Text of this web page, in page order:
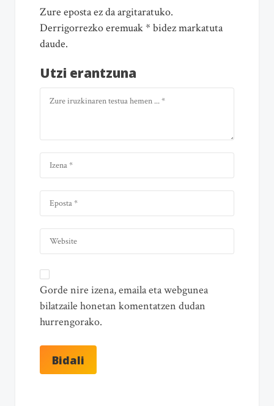
Zure eposta ez da argitaratuko.
Derrigorrezko eremuak * bidez markatuta
daude.
Utzi erantzuna
Gorde nire izena, emaila eta webgunea
bilatzaile honetan komentatzen dudan
hurrengorako.